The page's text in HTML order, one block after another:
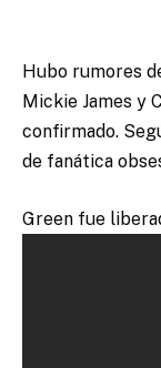
Hubo rumores
Mickie James y
confirmado.
de fanática
Green fue